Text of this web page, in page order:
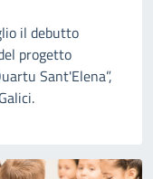
il debutto
progetto
Sant'Elena”,